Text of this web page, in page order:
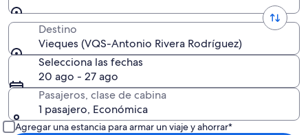
Destino
Vieques (VQS-Antonio Rivera Rodríguez)
Selecciona las fechas
20 ago - 27 ago
Pasajeros, clase de cabina
1 pasajero, Económica
Agregar una estancia para armar un viaje y ahorrar*